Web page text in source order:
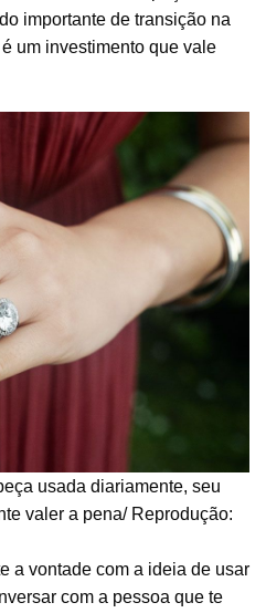
importante de transição na
um investimento que vale
usada diariamente, seu
valer a pena/ Reprodução:
a vontade com a ideia de usar
com a pessoa que te